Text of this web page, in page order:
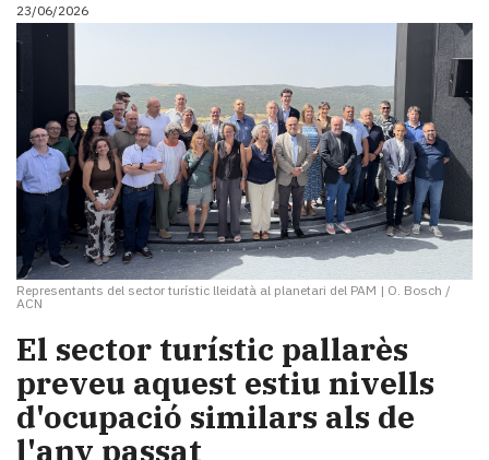
23/06/2026
Representants del sector turístic lleidatà al planetari del PAM | O. Bosch /
ACN
El sector turístic pallarès
preveu aquest estiu nivells
d'ocupació similars als de
l'any passat